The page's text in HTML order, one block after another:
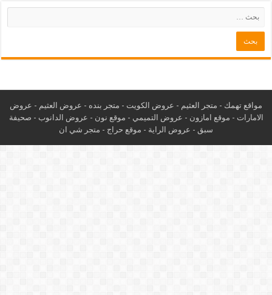
مواقع تهمك - متجر العثيم - عروض الكويت - متجر بنده - عروض العثيم - عروض
الامارات - موقع امازون - عروض التميمي - موقع نون - عروض الدانوب - صحيفة
سبق - عروض الراية - موقع حراج - متجر شي ان